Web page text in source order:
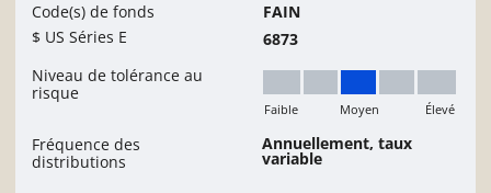
Code(s) de fonds
$ US Séries E
FAIN
6873
Niveau de tolérance au
risque
Moyen
Faible Moyen Élevé
Fréquence des
distributions
Annuellement, taux
variable